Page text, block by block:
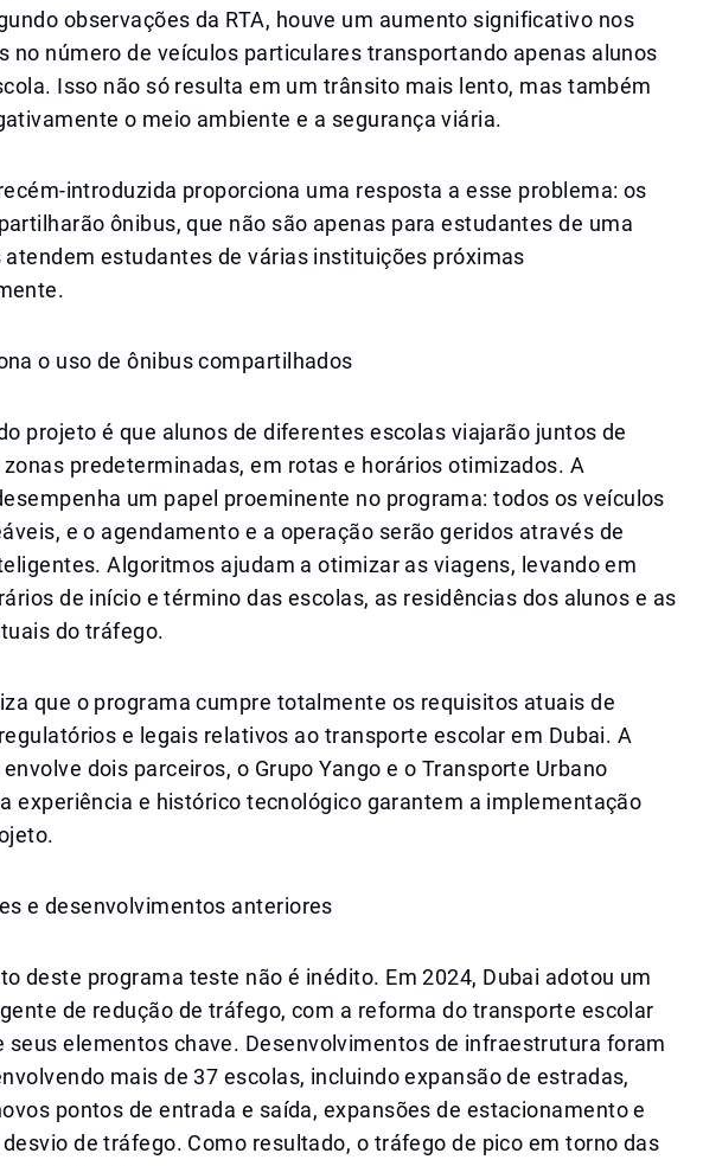
observações da RTA, houve um aumento significativo nos
no número de veículos particulares transportando apenas alunos
Isso não só resulta em um trânsito mais lento, mas também
o meio ambiente e a segurança viária.
introduzida proporciona uma resposta a esse problema: os
ônibus, que não são apenas para estudantes de uma
atendem estudantes de várias instituições próximas
o uso de ônibus compartilhados
projeto é que alunos de diferentes escolas viajarão juntos de
predeterminadas, em rotas e horários otimizados. A
um papel proeminente no programa: todos os veículos
e o agendamento e a operação serão geridos através de
Algoritmos ajudam a otimizar as viagens, levando em
de início e término das escolas, as residências dos alunos e as
do tráfego.
que o programa cumpre totalmente os requisitos atuais de
e legais relativos ao transporte escolar em Dubai. A
dois parceiros, o Grupo Yango e o Transporte Urbano
experiência e histórico tecnológico garantem a implementação
e desenvolvimentos anteriores
deste programa teste não é inédito. Em 2024, Dubai adotou um
de redução de tráfego, com a reforma do transporte escolar
seus elementos chave. Desenvolvimentos de infraestrutura foram
mais de 37 escolas, incluindo expansão de estradas,
pontos de entrada e saída, expansões de estacionamento e
de tráfego. Como resultado, o tráfego de pico em torno das